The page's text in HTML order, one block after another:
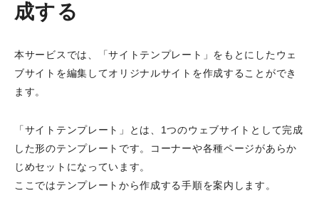
成する
本サービスでは、「サイトテンプレート」をもとにしたウェ
ブサイトを編集してオリジナルサイトを作成することができ
ます。
「サイトテンプレート」とは、1つのウェブサイトとして完成
した形のテンプレートです。コーナーや各種ページがあらか
じめセットになっています。
ここではテンプレートから作成する手順を案内します。